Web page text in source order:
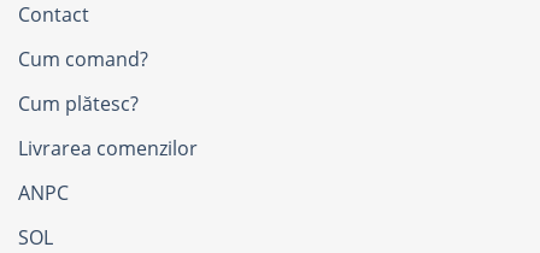
Contact
Cum comand?
Cum plătesc?
Livrarea comenzilor
ANPC
SOL